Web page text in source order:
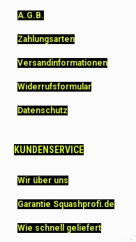
A.G.B.
Zahlungsarten
Versandinformationen
Widerrufsformular
Datenschutz
KUNDENSERVICE
Wir über uns
Garantie Squashprofi.de
Wie schnell geliefert